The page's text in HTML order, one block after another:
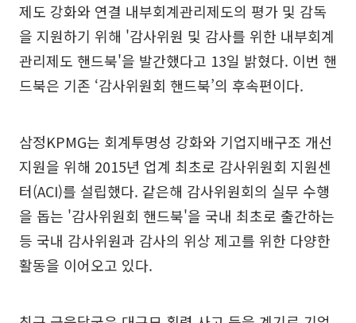
제도 강화와 연결 내부회계관리제도의 평가 및 감독
을 지원하기 위해 '감사위원 및 감사를 위한 내부회계
관리제도 핸드북'을 발간했다고 13일 밝혔다. 이번 핸
드북은 기존 ‘감사위원회 핸드북’의 후속편이다.
삼정KPMG는 회계투명성 강화와 기업지배구조 개선
지원을 위해 2015년 업계 최초로 감사위원회 지원센
터(ACI)를 설립했다. 같은해 감사위원회의 실무 수행
을 돕는 '감사위원회 핸드북'을 국내 최초로 출간하는
등 국내 감사위원과 감사의 위상 제고를 위한 다양한
활동을 이어오고 있다.